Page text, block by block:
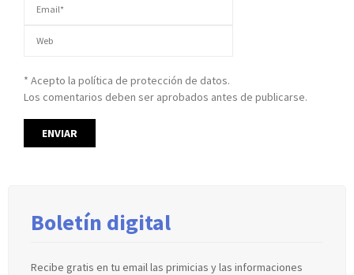
* Acepto la política de protección de datos.
Los comentarios deben ser aprobados antes de publicarse.
Boletín digital
Recibe gratis en tu email las primicias y las informaciones